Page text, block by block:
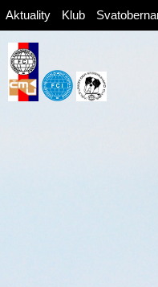
Aktuality Klub